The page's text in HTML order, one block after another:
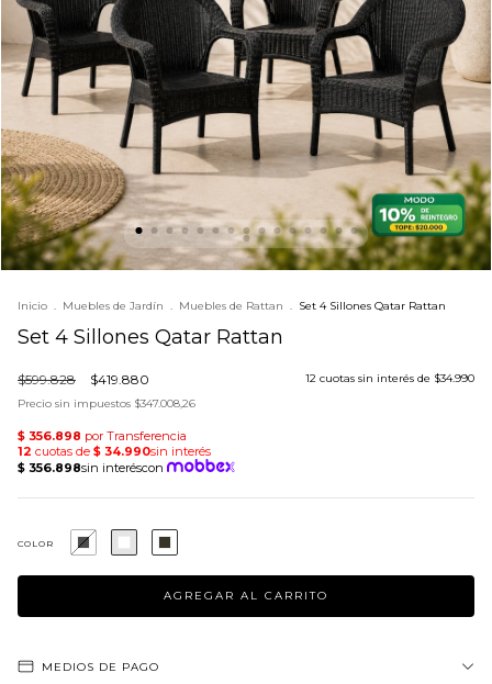
Inicio . Muebles de Jardín . Muebles de Rattan . Set 4 Sillones Qatar Rattan
Set 4 Sillones Qatar Rattan
$599.828 $419.880 12 cuotas sin interés de $34.990
Precio sin impuestos $347.008,26
COLOR
MEDIOS DE PAGO